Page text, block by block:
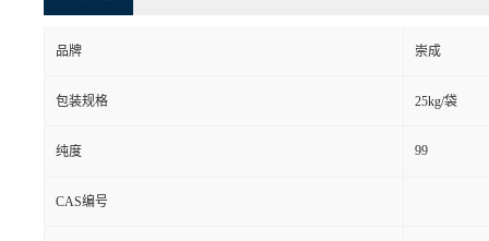
品牌 崇成
包装规格 25kg/袋
纯度 99
CAS编号